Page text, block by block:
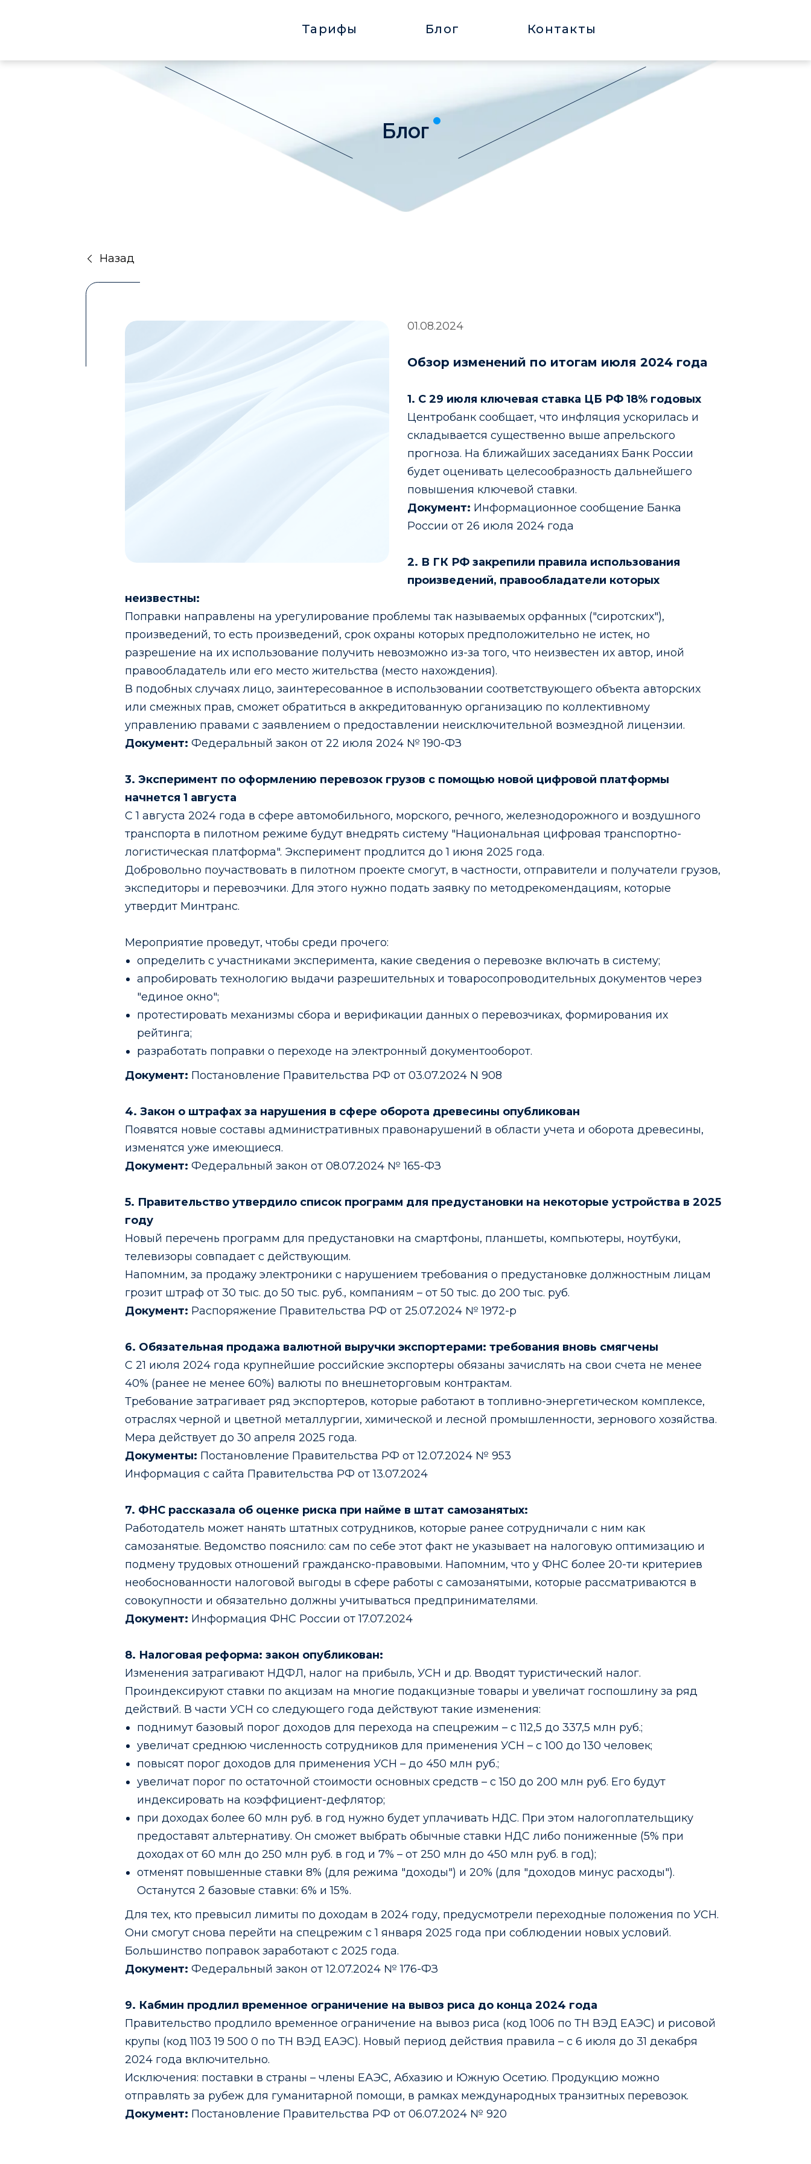
Контакты
Блог
Тарифы
Блог
Назад
01.08.2024
Обзор изменений по итогам июля 2024 года
1. С 29 июля ключевая ставка ЦБ РФ 18% годовых
Центробанк сообщает, что инфляция ускорилась и
складывается существенно выше апрельского
прогноза. На ближайших заседаниях Банк России
будет оценивать целесообразность дальнейшего
повышения ключевой ставки.
Документ: Информационное сообщение Банка
России от 26 июля 2024 года
2. В ГК РФ закрепили правила использования
произведений, правообладатели которых
неизвестны:
Поправки направлены на урегулирование проблемы так называемых орфанных ("сиротских"),
произведений, то есть произведений, срок охраны которых предположительно не истек, но
разрешение на их использование получить невозможно из-за того, что неизвестен их автор, иной
правообладатель или его место жительства (место нахождения).
В подобных случаях лицо, заинтересованное в использовании соответствующего объекта авторских
или смежных прав, сможет обратиться в аккредитованную организацию по коллективному
управлению правами с заявлением о предоставлении неисключительной возмездной лицензии.
Документ: Федеральный закон от 22 июля 2024 № 190-ФЗ
3. Эксперимент по оформлению перевозок грузов с помощью новой цифровой платформы
начнется 1 августа
С 1 августа 2024 года в сфере автомобильного, морского, речного, железнодорожного и воздушного
транспорта в пилотном режиме будут внедрять систему "Национальная цифровая транспортно-
логистическая платформа". Эксперимент продлится до 1 июня 2025 года.
Добровольно поучаствовать в пилотном проекте смогут, в частности, отправители и получатели грузов,
экспедиторы и перевозчики. Для этого нужно подать заявку по методрекомендациям, которые
утвердит Минтранс.
Мероприятие проведут, чтобы среди прочего:
определить с участниками эксперимента, какие сведения о перевозке включать в систему;
апробировать технологию выдачи разрешительных и товаросопроводительных документов через
"единое окно";
протестировать механизмы сбора и верификации данных о перевозчиках, формирования их
рейтинга;
разработать поправки о переходе на электронный документооборот.
Документ: Постановление Правительства РФ от 03.07.2024 N 908
4. Закон о штрафах за нарушения в сфере оборота древесины опубликован
Появятся новые составы административных правонарушений в области учета и оборота древесины,
изменятся уже имеющиеся.
Документ: Федеральный закон от 08.07.2024 № 165-ФЗ
5. Правительство утвердило список программ для предустановки на некоторые устройства в 2025
году
Новый перечень программ для предустановки на смартфоны, планшеты, компьютеры, ноутбуки,
телевизоры совпадает с действующим.
Напомним, за продажу электроники с нарушением требования о предустановке должностным лицам
грозит штраф от 30 тыс. до 50 тыс. руб., компаниям – от 50 тыс. до 200 тыс. руб.
Документ: Распоряжение Правительства РФ от 25.07.2024 № 1972-р
6. Обязательная продажа валютной выручки экспортерами: требования вновь смягчены
С 21 июля 2024 года крупнейшие российские экспортеры обязаны зачислять на свои счета не менее
40% (ранее не менее 60%) валюты по внешнеторговым контрактам.
Требование затрагивает ряд экспортеров, которые работают в топливно-энергетическом комплексе,
отраслях черной и цветной металлургии, химической и лесной промышленности, зернового хозяйства.
Мера действует до 30 апреля 2025 года.
Документы: Постановление Правительства РФ от 12.07.2024 № 953
Информация с сайта Правительства РФ от 13.07.2024
7. ФНС рассказала об оценке риска при найме в штат самозанятых:
Работодатель может нанять штатных сотрудников, которые ранее сотрудничали с ним как
самозанятые. Ведомство пояснило: сам по себе этот факт не указывает на налоговую оптимизацию и
подмену трудовых отношений гражданско-правовыми. Напомним, что у ФНС более 20-ти критериев
необоснованности налоговой выгоды в сфере работы с самозанятыми, которые рассматриваются в
совокупности и обязательно должны учитываться предпринимателями.
Документ: Информация ФНС России от 17.07.2024
8. Налоговая реформа: закон опубликован:
Изменения затрагивают НДФЛ, налог на прибыль, УСН и др. Вводят туристический налог.
Проиндексируют ставки по акцизам на многие подакцизные товары и увеличат госпошлину за ряд
действий. В части УСН со следующего года действуют такие изменения:
поднимут базовый порог доходов для перехода на спецрежим – с 112,5 до 337,5 млн руб.;
увеличат среднюю численность сотрудников для применения УСН – с 100 до 130 человек;
повысят порог доходов для применения УСН – до 450 млн руб.;
увеличат порог по остаточной стоимости основных средств – с 150 до 200 млн руб. Его будут
индексировать на коэффициент-дефлятор;
при доходах более 60 млн руб. в год нужно будет уплачивать НДС. При этом налогоплательщику
предоставят альтернативу. Он сможет выбрать обычные ставки НДС либо пониженные (5% при
доходах от 60 млн до 250 млн руб. в год и 7% – от 250 млн до 450 млн руб. в год);
отменят повышенные ставки 8% (для режима "доходы") и 20% (для "доходов минус расходы").
Останутся 2 базовые ставки: 6% и 15%.
Для тех, кто превысил лимиты по доходам в 2024 году, предусмотрели переходные положения по УСН.
Они смогут снова перейти на спецрежим с 1 января 2025 года при соблюдении новых условий.
Большинство поправок заработают с 2025 года.
Документ: Федеральный закон от 12.07.2024 № 176-ФЗ
9. Кабмин продлил временное ограничение на вывоз риса до конца 2024 года
Правительство продлило временное ограничение на вывоз риса (код 1006 по ТН ВЭД ЕАЭС) и рисовой
крупы (код 1103 19 500 0 по ТН ВЭД ЕАЭС). Новый период действия правила – с 6 июля до 31 декабря
2024 года включительно.
Исключения: поставки в страны – члены ЕАЭС, Абхазию и Южную Осетию. Продукцию можно
отправлять за рубеж для гуманитарной помощи, в рамках международных транзитных перевозок.
Документ: Постановление Правительства РФ от 06.07.2024 № 920